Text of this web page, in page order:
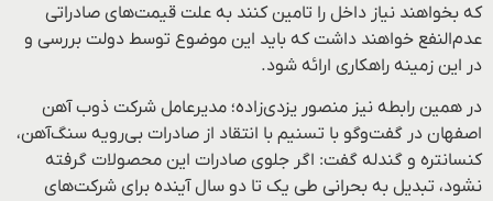
که بخواهند نیاز داخل را تامین کنند به علت قیمت‌های صادراتی
عدم‌النفع خواهند داشت که باید این موضوع توسط دولت بررسی و
در این زمینه راهکاری ارائه شود.
در همین رابطه نیز منصور یزدی‌زاده؛ مدیرعامل شرکت ذوب آهن
اصفهان در گفت‌وگو با تسنیم با انتقاد از صادرات بی‌رویه سنگ‌آهن،
کنسانتره و گندله گفت: اگر جلوی صادرات این محصولات گرفته
نشود، تبدیل به بحرانی طی یک تا دو سال آینده برای شرکت‌های